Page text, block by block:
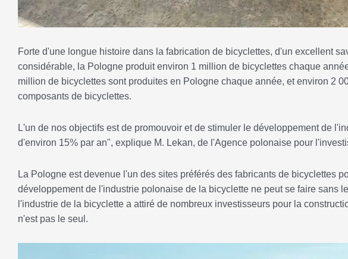
Forte d'une longue histoire dans la fabrication de bicyclettes, d'un excellent
considérable, la Pologne produit environ 1 million de bicyclettes chaque
million de bicyclettes sont produites en Pologne chaque année, et environ 2
composants de bicyclettes.
L'un de nos objectifs est de promouvoir et de stimuler le développement de
d'environ 15% par an", explique M. Lekan, de l'Agence polonaise pour
La Pologne est devenue l'un des sites préférés des fabricants de bicyclettes
développement de l'industrie polonaise de la bicyclette ne peut se faire sans
l'industrie de la bicyclette a attiré de nombreux investisseurs pour la
n'est pas le seul.